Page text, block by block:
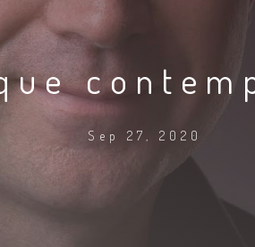
Sep 27, 2020